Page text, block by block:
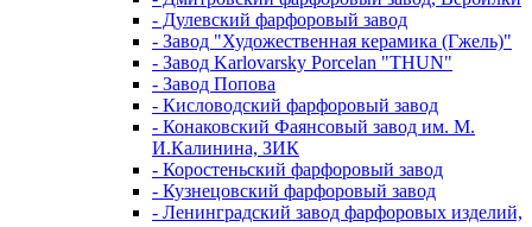
- Дулевский фарфоровый завод
- Завод "Художественная керамика (Гжель)"
- Завод Karlovarsky Porcelan "THUN"
- Завод Попова
- Кисловодский фарфоровый завод
- Конаковский Фаянсовый завод им. М.
И.Калинина, ЗИК
- Коростеньский фарфоровый завод
- Кузнецовский фарфоровый завод
- Ленинградский завод фарфоровых изделий,